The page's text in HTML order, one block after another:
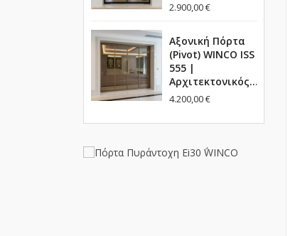
2.900,00 €
Αξονική Πόρτα
(Pivot) WINCO ISS
555 |
Αρχιτεκτονικός...
4.200,00 €